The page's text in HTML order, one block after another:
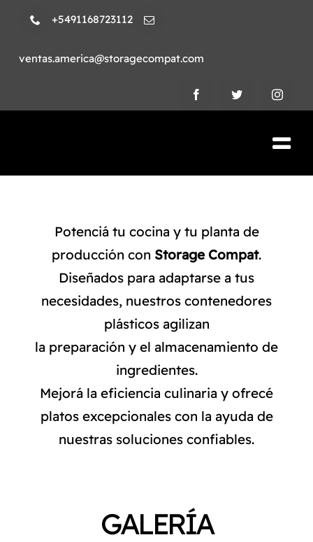
content
+5491168723112
ventas.america@storagecompat.com
NOSOTROS
VIDEOS
AMBIENTE
NORMAS ISO
CONTACTO
Potenciá tu cocina y tu planta de
producción con Storage Compat.
Diseñados para adaptarse a tus
necesidades, nuestros contenedores
plásticos agilizan
la preparación y el almacenamiento de
ingredientes.
Mejorá la eficiencia culinaria y ofrecé
platos excepcionales con la ayuda de
nuestras soluciones confiables.
GALERÍA